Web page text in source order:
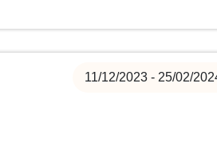
11/12/2023 - 25/02/